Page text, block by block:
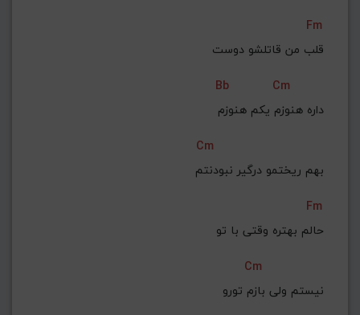
Fm
قلب من قاتلشو دوست
Bb
Cm
داره هنوزم یکم هنوزم
Cm
بهم ریختمو درگیر نبودنتم
Fm
حالم بهتره وقتی با تو
Cm
نیستم ولی بازم تورو